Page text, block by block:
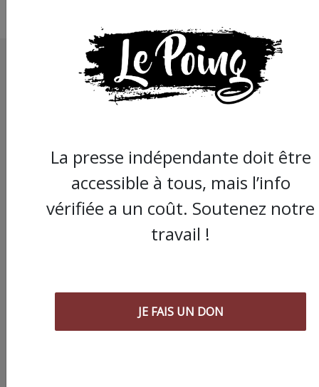
La presse indépendante doit être
accessible à tous, mais l’info
vérifiée a un coût. Soutenez notre
travail !
JE FAIS UN DON